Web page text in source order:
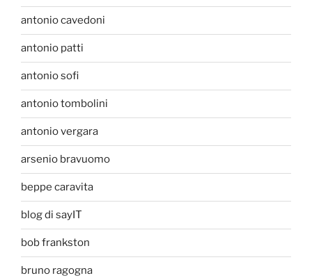
antonio cavedoni
antonio patti
antonio sofi
antonio tombolini
antonio vergara
arsenio bravuomo
beppe caravita
blog di sayIT
bob frankston
bruno ragogna